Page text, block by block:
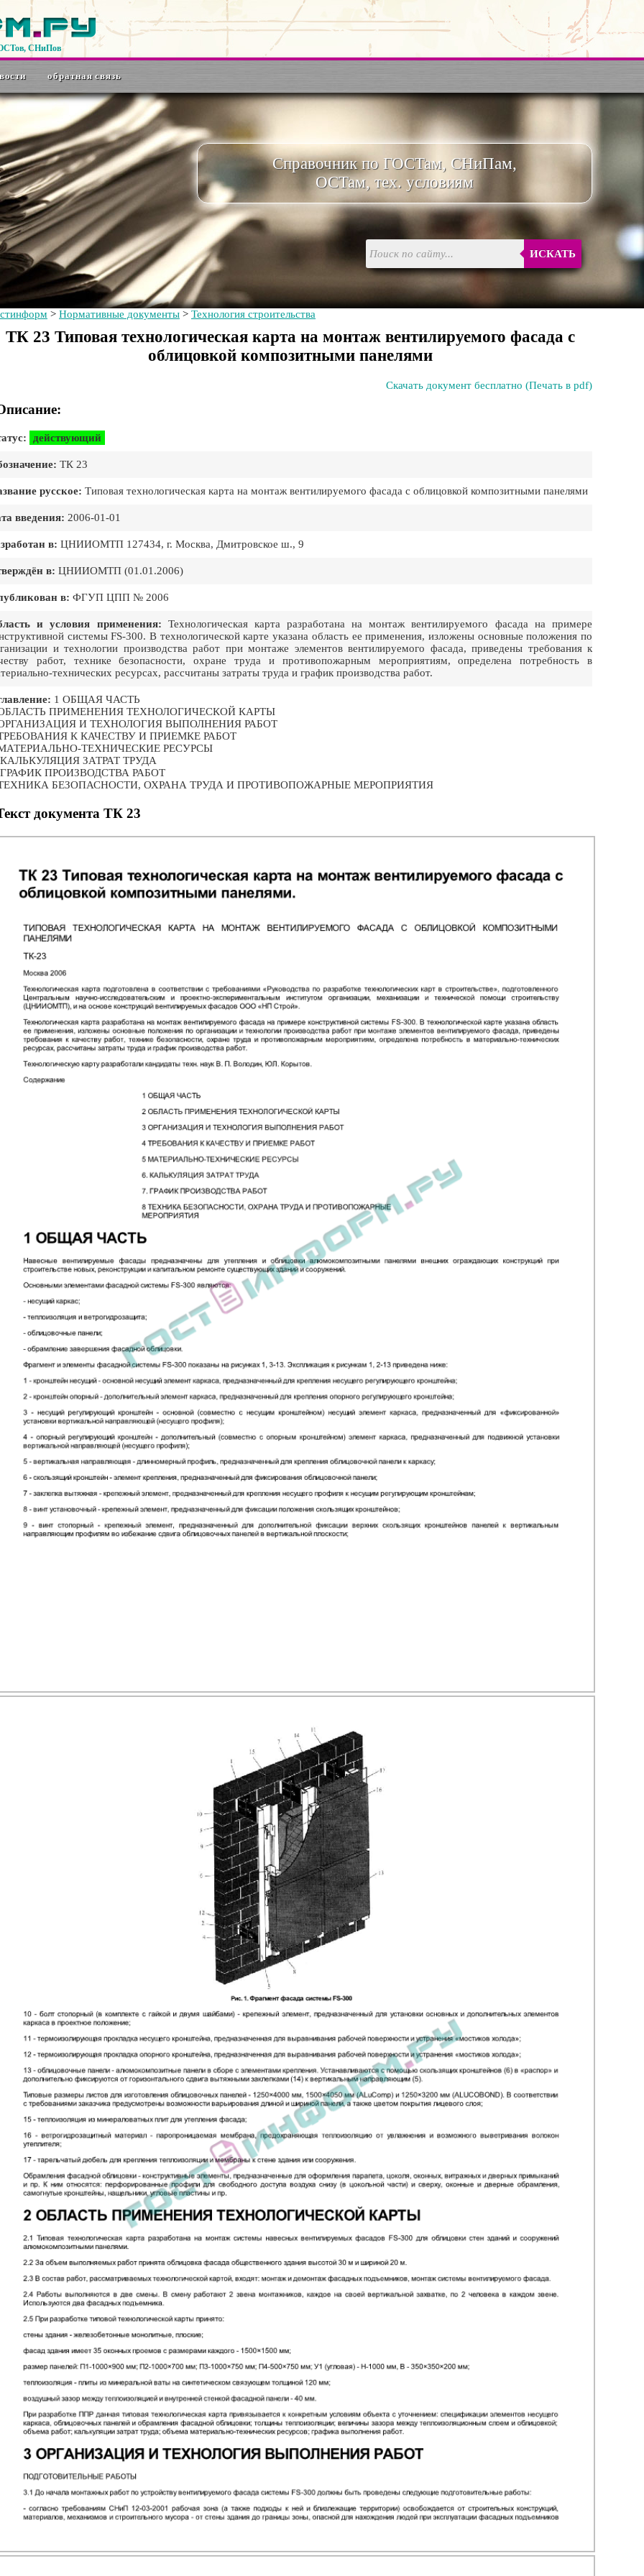
СНиПов
обратная связь
Справочник по ГОСТам, СНиПам,
ОСТам, тех. условиям
ИСКАТЬ
> Нормативные документы > Технология строительства
ТК 23 Типовая технологическая карта на монтаж вентилируемого фасада с
облицовкой композитными панелями
Скачать документ бесплатно (Печать в pdf)
действующий
ТК 23
русское: Типовая технологическая карта на монтаж вентилируемого фасада с облицовкой композитными панелями
введения: 2006-01-01
в: ЦНИИОМТП 127434, г. Москва, Дмитровское ш., 9
в: ЦНИИОМТП (01.01.2006)
в: ФГУП ЦПП № 2006
и условия применения: Технологическая карта разработана на монтаж вентилируемого фасада на примере
системы FS-300. В технологической карте указана область ее применения, изложены основные положения по
и технологии производства работ при монтаже элементов вентилируемого фасада, приведены требования к
работ, технике безопасности, охране труда и противопожарным мероприятиям, определена потребность в
технических ресурсах, рассчитаны затраты труда и график производства работ.
1 ОБЩАЯ ЧАСТЬ
ПРИМЕНЕНИЯ ТЕХНОЛОГИЧЕСКОЙ КАРТЫ
И ТЕХНОЛОГИЯ ВЫПОЛНЕНИЯ РАБОТ
К КАЧЕСТВУ И ПРИЕМКЕ РАБОТ
ТЕХНИЧЕСКИЕ РЕСУРСЫ
ЗАТРАТ ТРУДА
ГРАФИК ПРОИЗВОДСТВА РАБОТ
БЕЗОПАСНОСТИ, ОХРАНА ТРУДА И ПРОТИВОПОЖАРНЫЕ МЕРОПРИЯТИЯ
документа ТК 23